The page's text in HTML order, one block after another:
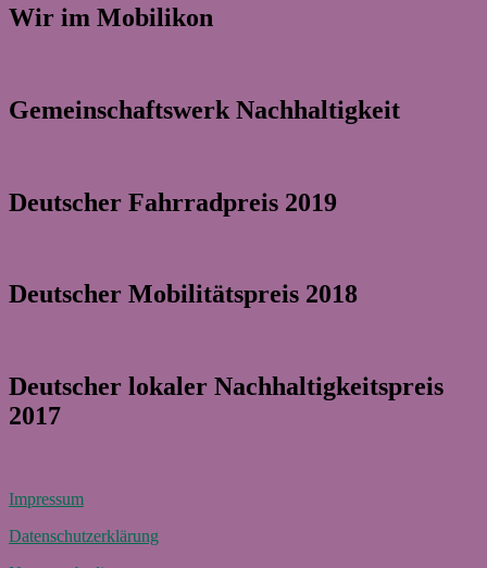
Wir im Mobilikon
Gemeinschaftswerk Nachhaltigkeit
Deutscher Fahrradpreis 2019
Deutscher Mobilitätspreis 2018
Deutscher lokaler Nachhaltigkeitspreis
2017
Impressum
Datenschutzerklärung